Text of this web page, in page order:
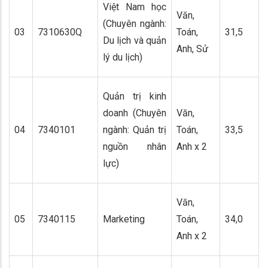
03 7310630Q
Việt Nam học
(Chuyên ngành:
Du lịch và quản
lý du lịch)
Văn,
Toán,
Anh, Sử
31,5
04 7340101
Quản trị kinh
doanh (Chuyên
ngành: Quản trị
nguồn nhân
lực)
Văn,
Toán,
Anh x 2
33,5
05 7340115 Marketing
Văn,
Toán,
Anh x 2
34,0